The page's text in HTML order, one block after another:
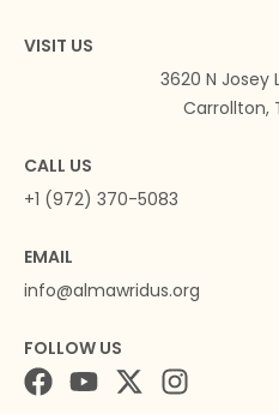
VISIT US
3620 N Josey
Carrollton,
CALL US
+1 (972) 370-5083
EMAIL
info@almawridus.org
FOLLOW US